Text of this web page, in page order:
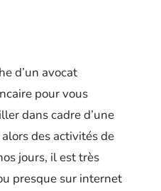
d’un avocat
pour vous
dans cadre d’une
des activités de
jours, il est très
presque sur internet